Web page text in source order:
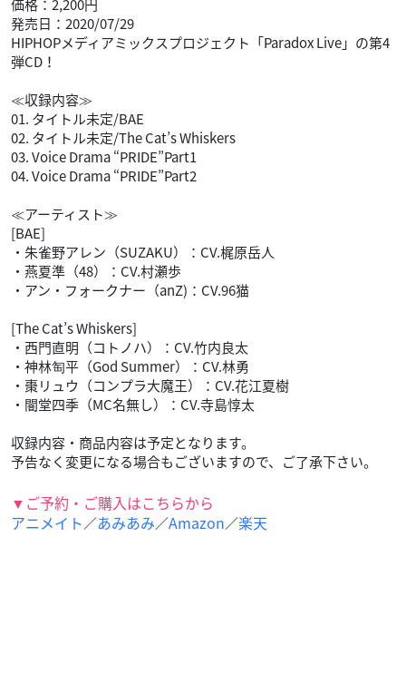
価格：2,200円
発売日：2020/07/29
HIPHOPメディアミックスプロジェクト「Paradox Live」の第4
弾CD！
≪収録内容≫
01. タイトル未定/BAE
02. タイトル未定/The Cat’s Whiskers
03. Voice Drama “PRIDE”Part1
04. Voice Drama “PRIDE”Part2
≪アーティスト≫
[BAE]
・朱雀野アレン（SUZAKU）：CV.梶原岳人
・燕夏準（48）：CV.村瀬歩
・アン・フォークナー（anZ)：CV.96猫
[The Cat’s Whiskers]
・西門直明（コトノハ）：CV.竹内良太
・神林匋平（God Summer）：CV.林勇
・棗リュウ（コンプラ大魔王）：CV.花江夏樹
・闇堂四季（MC名無し）：CV.寺島惇太
収録内容・商品内容は予定となります。
予告なく変更になる場合もございますので、ご了承下さい。
▼ご予約・ご購入はこちらから
アニメイト／あみあみ／Amazon／楽天